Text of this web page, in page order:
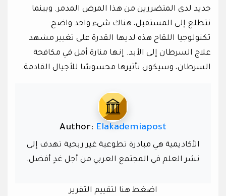
جديد لدى المتضررين من هذا المرض المدمر. وبينما
نتطلع إلى المستقبل، هناك شيء واحد واضح:
تكنولوجيا اللقاح هذه لديها القدرة على تغيير مشهد
علاج السرطان إلى الأبد. إنها منارة أمل في مكافحة
السرطان، وسيكون تأثيرها محسوسًا للأجيال القادمة.
Author: Elakademiapost
الأكاديمية هي مبادرة تطوعية غير ربحية تهدف إلى
نشر العلم في المجتمع العربي من أجل غدٍ أفضل.
اضغط هنا لتقييم التقرير